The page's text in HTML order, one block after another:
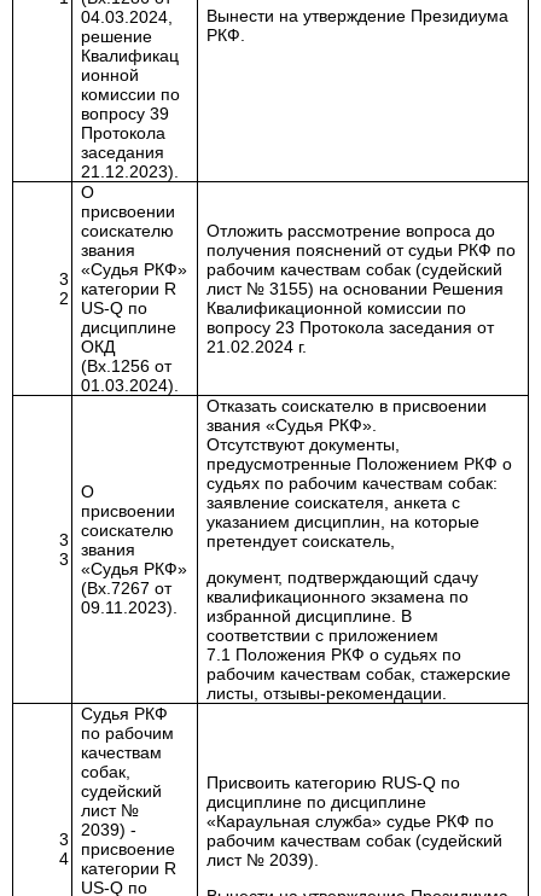
04.03.2024,
решение
Квалификац
ионной
комиссии по
вопросу 39
Протокола
заседания
21.12.2023).
Вынести на утверждение Президиума
РКФ.
3
2
О
присвоении
соискателю
звания
«Судья РКФ»
категории R
US-Q по
дисциплине
ОКД
(Вх.1256 от
01.03.2024).
Отложить рассмотрение вопроса до
получения пояснений от судьи РКФ по
рабочим качествам собак (судейский
лист № 3155) на основании Решения
Квалификационной комиссии по
вопросу 23 Протокола заседания от
21.02.2024 г.
3
3
О
присвоении
соискателю
звания
«Судья РКФ»
(Вх.7267 от
09.11.2023).
Отказать соискателю в присвоении
звания «Судья РКФ».
Отсутствуют документы,
предусмотренные Положением РКФ о
судьях по рабочим качествам собак:
заявление соискателя, анкета с
указанием дисциплин, на которые
претендует соискатель,
документ, подтверждающий сдачу
квалификационного экзамена по
избранной дисциплине. В
соответствии с приложением
7.1 Положения РКФ о судьях по
рабочим качествам собак, стажерские
листы, отзывы-рекомендации.
3
4
Судья РКФ
по рабочим
качествам
собак,
судейский
лист №
2039) -
присвоение
категории R
US-Q по
Присвоить категорию RUS-Q по
дисциплине по дисциплине
«Караульная служба» судье РКФ по
рабочим качествам собак (судейский
лист № 2039).